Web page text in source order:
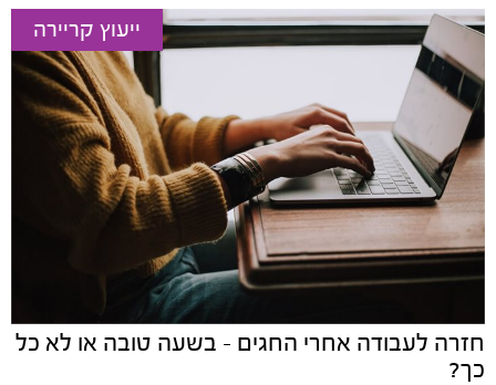
ייעוץ קריירה
חזרה לעבודה אחרי החגים - בשעה טובה או לא כל
כך?